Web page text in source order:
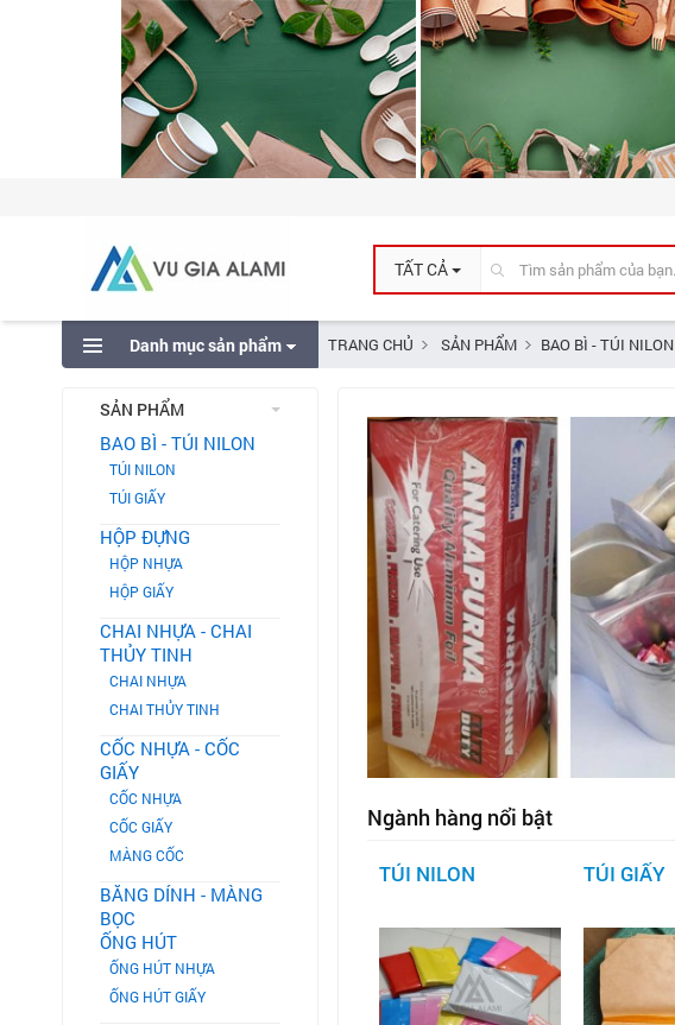
TẤT CẢ
Danh mục sản phẩm TRANG CHỦ SẢN PHẨM BAO BÌ - TÚI NILON
Ngành hàng nổi bật
TÚI NILON TÚI GIẤY
SẢN PHẨM
BAO BÌ - TÚI NILON
TÚI NILON
TÚI GIẤY
HỘP ĐỰNG
HỘP NHỰA
HỘP GIẤY
CHAI NHỰA - CHAI
THỦY TINH
CHAI NHỰA
CHAI THỦY TINH
CỐC NHỰA - CỐC
GIẤY
CỐC NHỰA
CỐC GIẤY
MÀNG CỐC
BĂNG DÍNH - MÀNG
BỌC
ỐNG HÚT
ỐNG HÚT NHỰA
ỐNG HÚT GIẤY